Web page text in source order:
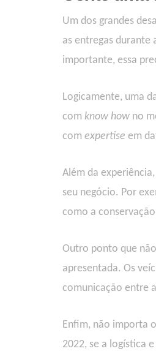
Um dos grandes
as entregas durante
importante, essa
Logicamente, uma
com know how no
com expertise em
Além da
seu negócio. Por
como a
Outro ponto que
apresentada. Os
comunicação entre
Enfim, não importa
2022, se a logística e